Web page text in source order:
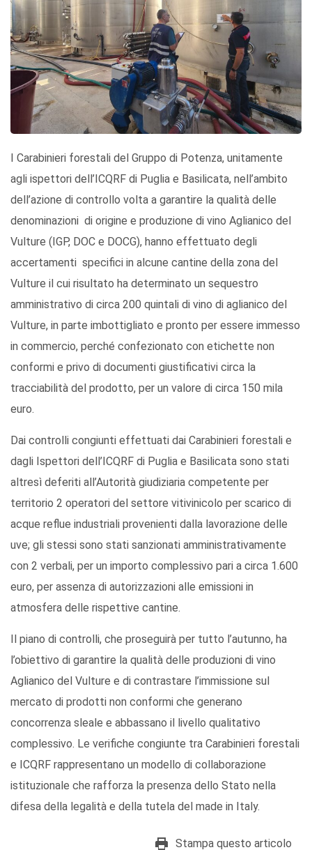
I Carabinieri forestali del Gruppo di Potenza, unitamente
agli ispettori dell’ICQRF di Puglia e Basilicata, nell’ambito
dell’azione di controllo volta a garantire la qualità delle
denominazioni di origine e produzione di vino Aglianico del
Vulture (IGP, DOC e DOCG), hanno effettuato degli
accertamenti specifici in alcune cantine della zona del
Vulture il cui risultato ha determinato un sequestro
amministrativo di circa 200 quintali di vino di aglianico del
Vulture, in parte imbottigliato e pronto per essere immesso
in commercio, perché confezionato con etichette non
conformi e privo di documenti giustificativi circa la
tracciabilità del prodotto, per un valore di circa 150 mila
euro.
Dai controlli congiunti effettuati dai Carabinieri forestali e
dagli Ispettori dell’ICQRF di Puglia e Basilicata sono stati
altresì deferiti all’Autorità giudiziaria competente per
territorio 2 operatori del settore vitivinicolo per scarico di
acque reflue industriali provenienti dalla lavorazione delle
uve; gli stessi sono stati sanzionati amministrativamente
con 2 verbali, per un importo complessivo pari a circa 1.600
euro, per assenza di autorizzazioni alle emissioni in
atmosfera delle rispettive cantine.
Il piano di controlli, che proseguirà per tutto l’autunno, ha
l’obiettivo di garantire la qualità delle produzioni di vino
Aglianico del Vulture e di contrastare l’immissione sul
mercato di prodotti non conformi che generano
concorrenza sleale e abbassano il livello qualitativo
complessivo. Le verifiche congiunte tra Carabinieri forestali
e ICQRF rappresentano un modello di collaborazione
istituzionale che rafforza la presenza dello Stato nella
difesa della legalità e della tutela del made in Italy.
Stampa questo articolo